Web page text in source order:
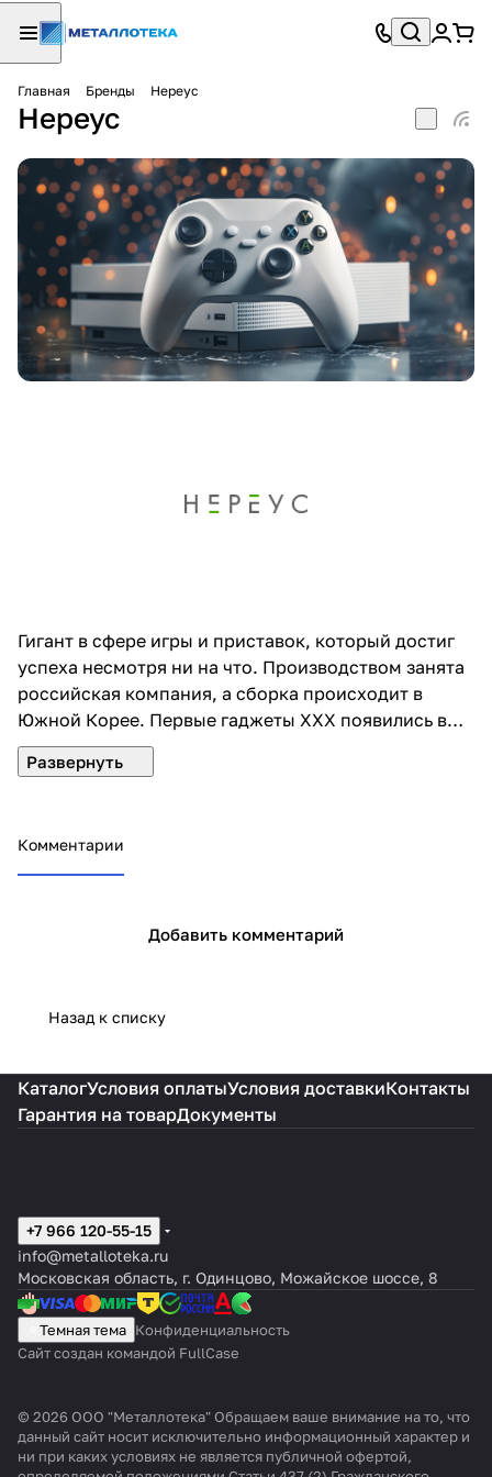
Главная Бренды Нереус
Нереус
Гигант в сфере игры и приставок, который достиг
успеха несмотря ни на что. Производством занята
российская компания, а сборка происходит в
Южной Корее. Первые гаджеты ХХХ появились в
1990 году. С тех пор сам рынок и игровые
приставки претерпели много изменений: их
для телефонов, новые игровые консоли и
симуляторы езды на машине. Приставки
поэтому доступны для каждого. К игровым
примечательных товаров является руль с системой
Комментарии
Добавить комментарий
Назад к списку
КаталогУсловия оплатыУсловия доставкиКонтакты
Гарантия на товарДокументы
+7 966 120-55-15
info@metalloteka.ru
Московская область, г. Одинцово, Можайское шоссе, 8
Темная тема Конфиденциальность
Сайт создан командой FullCase
© 2026 ООО "Металлотека" Обращаем ваше внимание на то, что
данный сайт носит исключительно информационный характер и
ни при каких условиях не является публичной офертой,